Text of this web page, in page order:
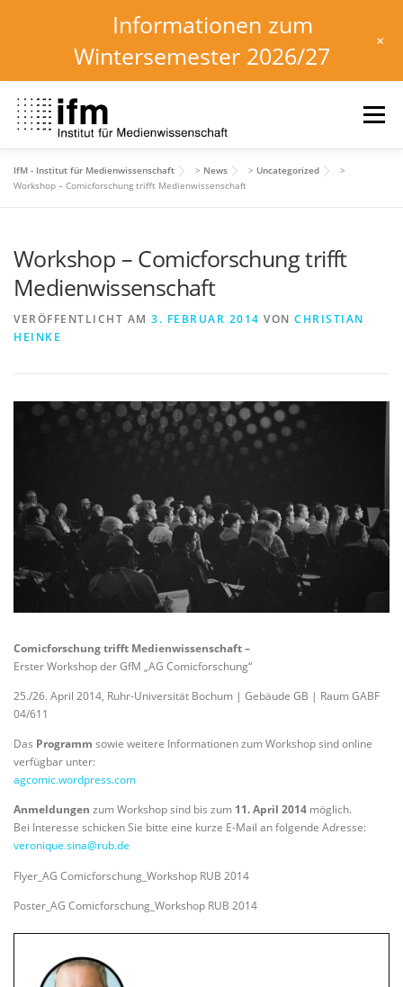
Inhalt
springen
Menü
HOME NEWS KALENDER
INSTITUT FORSCHUNG DOWNLOADS
IfM - Institut für Medienwissenschaft > News > Uncategorized
>
Workshop – Comicforschung trifft Medienwissenschaft
Workshop – Comicforschung trifft
Medienwissenschaft
VERÖFFENTLICHT AM 3. FEBRUAR 2014 VON CHRISTIAN
HEINKE
Comicforschung trifft Medienwissenschaft –
Erster Workshop der GfM „AG Comicforschung“
25./26. April 2014, Ruhr-Universität Bochum | Gebäude GB | Raum GABF
04/611
Das Programm sowie weitere Informationen zum Workshop sind online
verfügbar unter:
agcomic.wordpress.com
Anmeldungen zum Workshop sind bis zum 11. April 2014 möglich.
Bei Interesse schicken Sie bitte eine kurze E-Mail an folgende Adresse:
veronique.sina@rub.de
Flyer_AG Comicforschung_Workshop RUB 2014
Poster_AG Comicforschung_Workshop RUB 2014
Informationen zum
Wintersemester 2026/27
+